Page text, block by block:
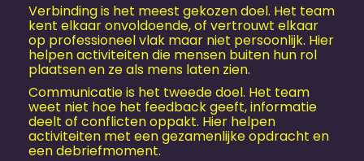
Verbinding is het meest gekozen doel. Het team
kent elkaar onvoldoende, of vertrouwt elkaar
op professioneel vlak maar niet persoonlijk. Hier
helpen activiteiten die mensen buiten hun rol
plaatsen en ze als mens laten zien.
Communicatie is het tweede doel. Het team
weet niet hoe het feedback geeft, informatie
deelt of conflicten oppakt. Hier helpen
activiteiten met een gezamenlijke opdracht en
een debriefmoment.